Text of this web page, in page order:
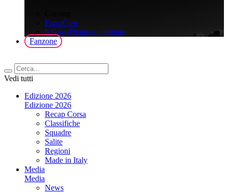
FantaGiro
ll Giro d'Italia su Fortnite
Fanzone
Vedi tutti
Edizione 2026
Edizione 2026
Recap Corsa
Classifiche
Squadre
Salite
Regioni
Made in Italy
Media
Media
News